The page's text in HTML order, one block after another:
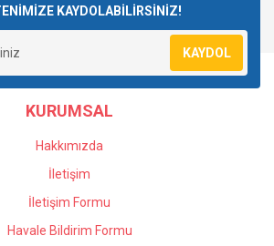
Yorum Yaz
bozuk veya görüntülenemiyor.
eksik bilgiler bulunuyor.
hatalar bulunuyor.
sitelerden daha pahalı.
KAYDOLABİLİRSİNİZ!
KAYDOL
KURUMSAL
Hakkımızda
İletişim
İletişim Formu
Havale Bildirim Formu